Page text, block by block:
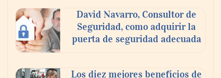
David Navarro, Consultor de
Seguridad, como adquirir la
puerta de seguridad adecuada
Los diez mejores beneficios de